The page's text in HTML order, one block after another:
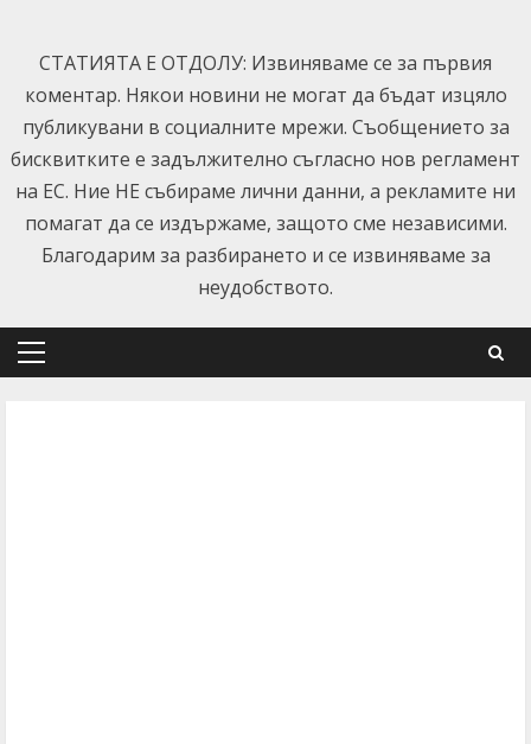
content
СТАТИЯТА Е ОТДОЛУ: Извиняваме се за първия
коментар. Някои новини не могат да бъдат изцяло
публикувани в социалните мрежи. Съобщението за
бисквитките е задължително съгласно нов регламент
на ЕС. Ние НЕ събираме лични данни, а рекламите ни
помагат да се издържаме, защото сме независими.
Благодарим за разбирането и се извиняваме за
неудобството.
Primary